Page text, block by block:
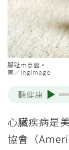
腳趾示意圖。
圖／ingimage
聽健康
心臟疾病是
協會（